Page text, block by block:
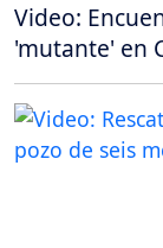
Video:
'mutante' en